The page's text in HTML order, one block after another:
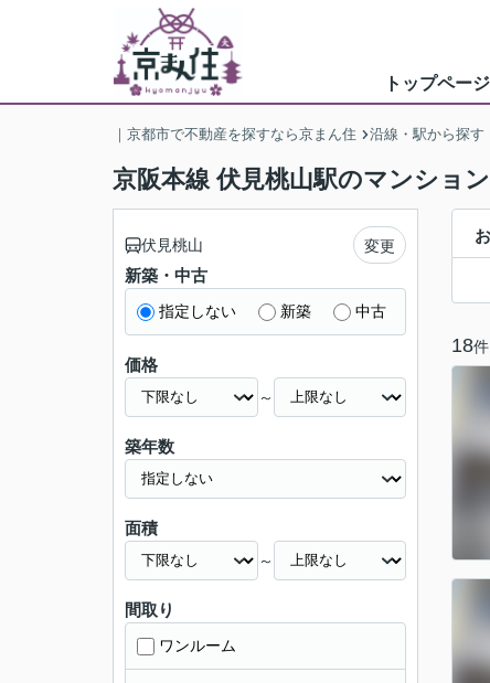
トップページ
｜京都市で不動産を探すなら京まん住 沿線・駅から探す
京阪本線 伏見桃山駅のマンショ
18
伏見桃山 変更
新築・中古
指定しない 新築 中古
価格
～
築年数
面積
～
間取り
ワンルーム